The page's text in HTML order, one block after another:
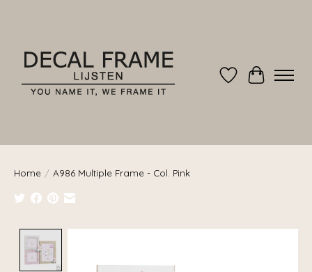
Verlanglijst
Home / A986 Multiple Frame - Col. Pink